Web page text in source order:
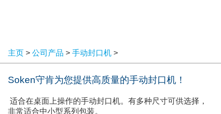
主页 > 公司产品 > 手动封口机 >
Soken守肯为您提供高质量的手动封口机！
适合在桌面上操作的手动封口机。有多种尺寸可供选择，
非常适合中小型系列包装。